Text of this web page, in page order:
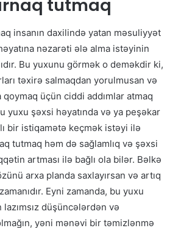
tutmaq
insanın daxilində yatan məsuliyyət
nəzarəti ələ alma istəyinin
Bu yuxunu görmək o deməkdir ki,
təxirə salmaqdan yorulmusan və
üçün ciddi addımlar atmaq
yuxu şəxsi həyatında və ya peşəkar
bir istiqamətə keçmək istəyi ilə
tutmaq həm də sağlamlıq və şəxsi
artması ilə bağlı ola bilər. Bəlkə
arxa planda saxlayırsan və artıq
Eyni zamanda, bu yuxu
lazımsız düşüncələrdən və
yəni mənəvi bir təmizlənmə